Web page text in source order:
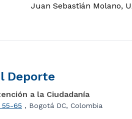
Juan Sebastián Molano,
Deporte
a la Ciudadanía
55-65 , Bogotá DC, Colombia